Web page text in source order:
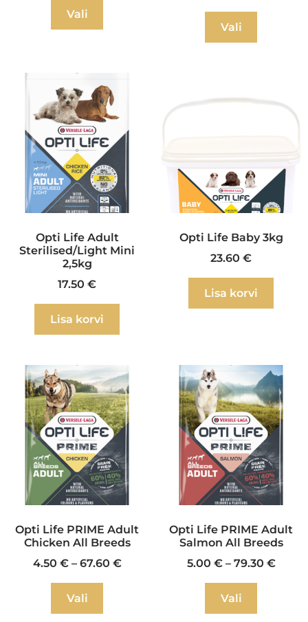
Vali
Vali
Opti Life Adult
Sterilised/Light Mini
2,5kg
17.50 €
Lisa korvi
Opti Life Baby 3kg
23.60 €
Lisa korvi
Opti Life PRIME Adult
Chicken All Breeds
4.50 € – 67.60 €
Vali
Opti Life PRIME Adult
Salmon All Breeds
5.00 € – 79.30 €
Vali